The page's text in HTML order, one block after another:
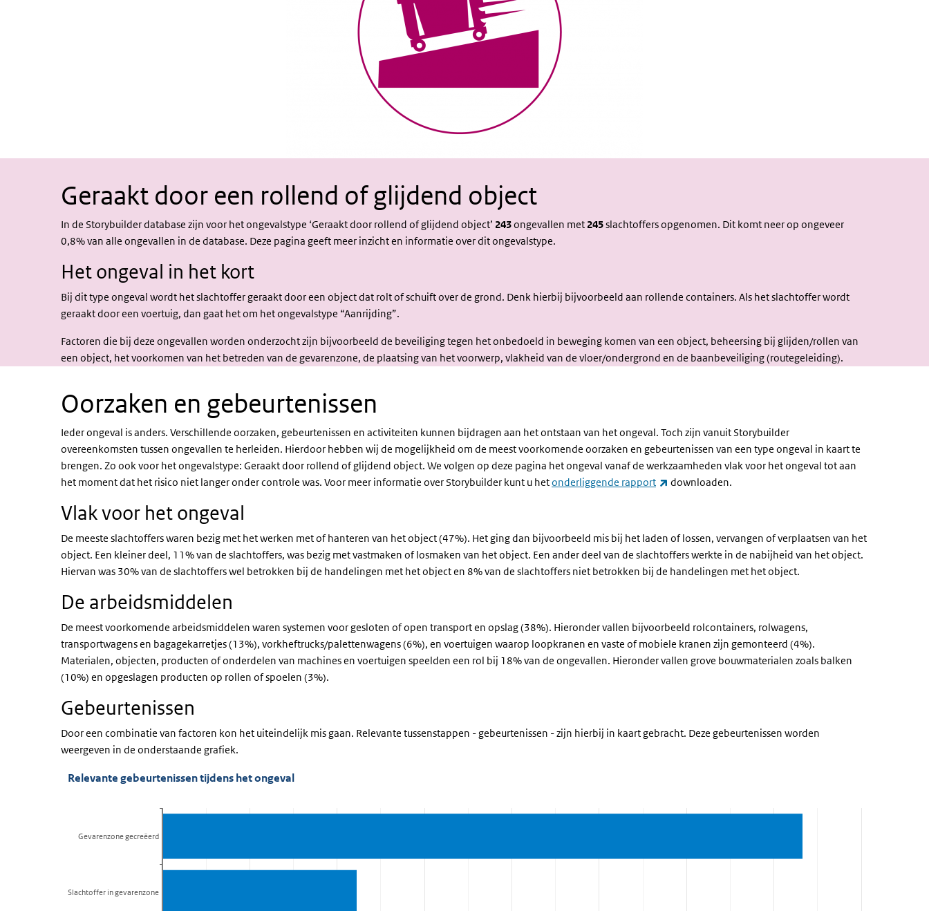
Ongeval
in het
kort
Geraakt door een rollend of glijdend object
In de Storybuilder database zijn voor het ongevalstype ‘Geraakt door rollend of glijdend object’ 243ongevallen met 245slachtoffers opgenomen. Dit komt neer op ongeveer
0,8% van alle ongevallen in de database. Deze pagina geeft meer inzicht en informatie over dit ongevalstype.
Het ongeval in het kort
Bij dit type ongeval wordt het slachtoffer geraakt door een object dat rolt of schuift over de grond. Denk hierbij bijvoorbeeld aan rollende containers. Als het slachtoffer wordt
geraakt door een voertuig, dan gaat het om het ongevalstype “Aanrijding”.
Factoren die bij deze ongevallen worden onderzocht zijn bijvoorbeeld de beveiliging tegen het onbedoeld in beweging komen van een object, beheersing bij glijden/rollen van
een object, het voorkomen van het betreden van de gevarenzone, de plaatsing van het voorwerp, vlakheid van de vloer/ondergrond en de baanbeveiliging (routegeleiding).
Oorzaken en gebeurtenissen
Ieder ongeval is anders. Verschillende oorzaken, gebeurtenissen en activiteiten kunnen bijdragen aan het ontstaan van het ongeval. Toch zijn vanuit Storybuilder
overeenkomsten tussen ongevallen te herleiden. Hierdoor hebben wij de mogelijkheid om de meest voorkomende oorzaken en gebeurtenissen van een type ongeval in kaart te
brengen. Zo ook voor het ongevalstype: Geraakt door rollend of glijdend object. We volgen op deze pagina het ongeval vanaf de werkzaamheden vlak voor het ongeval tot aan
het moment dat het risico niet langer onder controle was. Voor meer informatie over Storybuilder kunt u hetonderliggende rapport (externe link)
downloaden.
Vlak voor het ongeval
De meeste slachtoffers waren bezig met het werken met of hanteren van het object (47%). Het ging dan bijvoorbeeld mis bij het laden of lossen, vervangen of verplaatsen van het
object. Een kleiner deel, 11% van de slachtoffers, was bezig met vastmaken of losmaken van het object. Een ander deel van de slachtoffers werkte in de nabijheid van het object.
Hiervan was 30% van de slachtoffers wel betrokken bij de handelingen met het object en 8% van de slachtoffers niet betrokken bij de handelingen met het object.
De arbeidsmiddelen
De meest voorkomende arbeidsmiddelen waren systemen voor gesloten of open transport en opslag (38%). Hieronder vallen bijvoorbeeld rolcontainers, rolwagens,
transportwagens en bagagekarretjes (13%), vorkheftrucks/palettenwagens (6%), en voertuigen waarop loopkranen en vaste of mobiele kranen zijn gemonteerd (4%).
Materialen, objecten, producten of onderdelen van machines en voertuigen speelden een rol bij 18% van de ongevallen. Hieronder vallen grove bouwmaterialen zoals balken
(10%) en opgeslagen producten op rollen of spoelen (3%).
Gebeurtenissen
Door een combinatie van factoren kon het uiteindelijk mis gaan. Relevante tussenstappen - gebeurtenissen - zijn hierbij in kaart gebracht. Deze gebeurtenissen worden
weergeven in de onderstaande grafiek.